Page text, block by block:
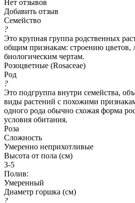
Нет отзывов
Добавить отзыв
Семейство
?
Это крупная группа родственных
общим признакам: строению цветов,
биологическим чертам.
Розоцветные (Rosaceae)
Род
?
Это подгруппа внутри семейства,
виды растений с похожими
одного рода обычно схожая форма
условия обитания.
Роза
Сложность
Умеренно неприхотливые
Высота от пола (см)
3-5
Полив:
Умеренный
Диаметр горшка (см)
?